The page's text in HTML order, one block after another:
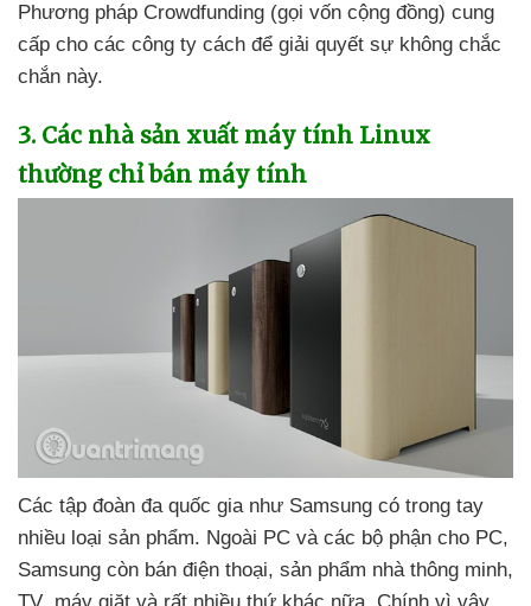
Phương pháp Crowdfunding (gọi vốn cộng đồng) cung
cấp cho các công ty cách để giải quyết sự không chắc
chắn này.
3. Các nhà sản xuất máy tính Linux
thường chỉ bán máy tính
Các tập đoàn đa quốc gia như Samsung có trong tay
nhiều loại sản phẩm. Ngoài PC và các bộ phận cho PC,
Samsung còn bán điện thoại, sản phẩm nhà thông minh,